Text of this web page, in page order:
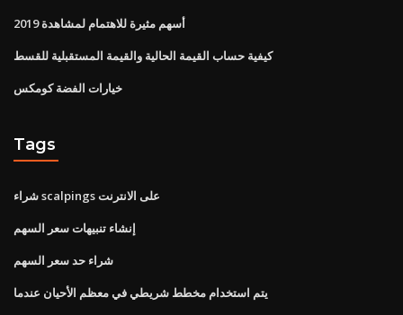
أسهم مثيرة للاهتمام لمشاهدة 2019
كيفية حساب القيمة الحالية والقيمة المستقبلية للقسط
خيارات الفضة كومكس
Tags
شراء scalpings على الانترنت
إنشاء تنبيهات سعر السهم
شراء حد سعر السهم
يتم استخدام مخطط شريطي في معظم الأحيان عندما